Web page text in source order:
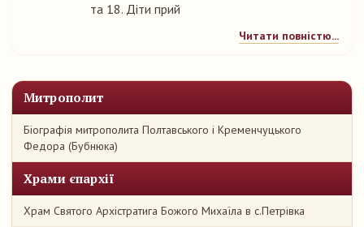
Митрополит
Біографія митрополита Полтавського і Кременчуцького
Федора (Бубнюка)
Храми єпархії
Храм Святого Архістратига Божого Михаїла в с.Петрівка
та 18. Діти прий
Читати повністю...